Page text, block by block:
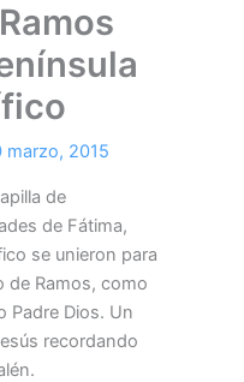
marzo, 2015
de
de Fátima,
se unieron para
de Ramos, como
Padre Dios. Un
recordando